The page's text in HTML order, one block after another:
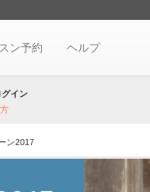
ン予約 ヘルプ
イン
ン2017